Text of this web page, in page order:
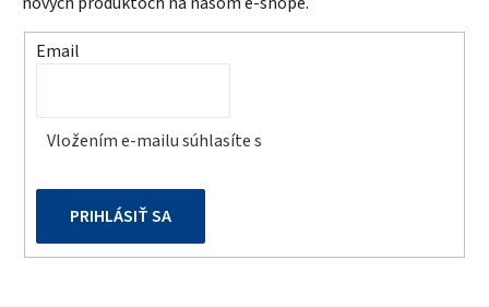
Email
Vložením e-mailu súhlasíte s
PRIHLÁSIŤ SA